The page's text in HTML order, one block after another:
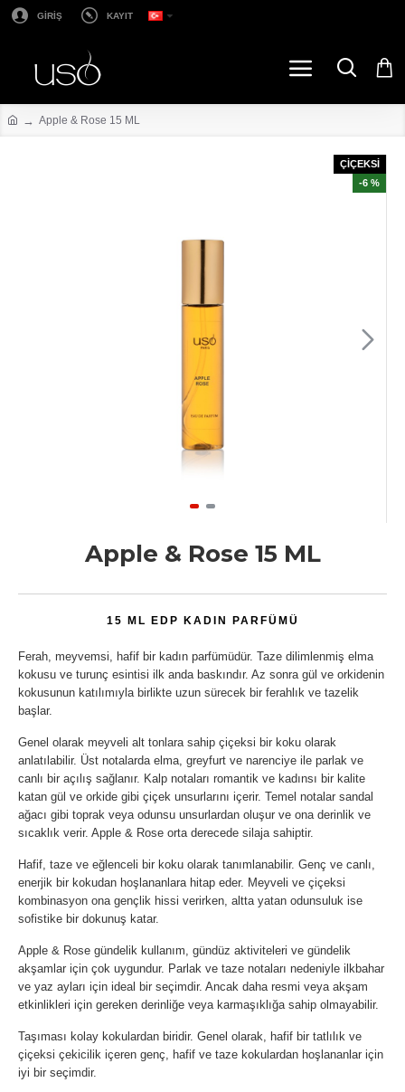
GİRİŞ KAYIT
Apple & Rose 15 ML
ÇİÇEKSİ
-6 %
Apple & Rose 15 ML
15 ML EDP KADIN PARFÜMÜ
Ferah, meyvemsi, hafif bir kadın parfümüdür. Taze dilimlenmiş elma
kokusu ve turunç esintisi ilk anda baskındır. Az sonra gül ve orkidenin
kokusunun katılımıyla birlikte uzun sürecek bir ferahlık ve tazelik
başlar.
Genel olarak meyveli alt tonlara sahip çiçeksi bir koku olarak
anlatılabilir. Üst notalarda elma, greyfurt ve narenciye ile parlak ve
canlı bir açılış sağlanır. Kalp notaları romantik ve kadınsı bir kalite
katan gül ve orkide gibi çiçek unsurlarını içerir. Temel notalar sandal
ağacı gibi toprak veya odunsu unsurlardan oluşur ve ona derinlik ve
sıcaklık verir. Apple & Rose orta derecede silaja sahiptir.
Hafif, taze ve eğlenceli bir koku olarak tanımlanabilir. Genç ve canlı,
enerjik bir kokudan hoşlananlara hitap eder. Meyveli ve çiçeksi
kombinasyon ona gençlik hissi verirken, altta yatan odunsuluk ise
sofistike bir dokunuş katar.
Apple & Rose gündelik kullanım, gündüz aktiviteleri ve gündelik
akşamlar için çok uygundur. Parlak ve taze notaları nedeniyle ilkbahar
ve yaz ayları için ideal bir seçimdir. Ancak daha resmi veya akşam
etkinlikleri için gereken derinliğe veya karmaşıklığa sahip olmayabilir.
Taşıması kolay kokulardan biridir. Genel olarak, hafif bir tatlılık ve
çiçeksi çekicilik içeren genç, hafif ve taze kokulardan hoşlananlar için
iyi bir seçimdir.